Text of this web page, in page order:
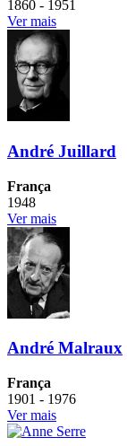
1860 - 1951
Ver mais
André Juillard
França
1948
Ver mais
André Malraux
França
1901 - 1976
Ver mais